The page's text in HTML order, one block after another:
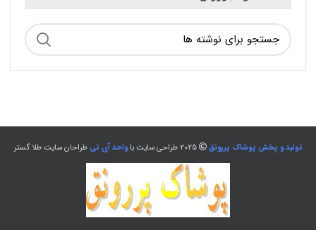
تولید و پخش پوشاک پررونق 2025 طراحی سایت با واحد آی تیطراحان سایت طلا گستر